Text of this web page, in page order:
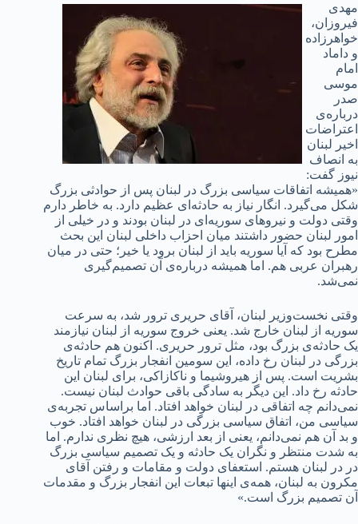
مهدی
فیروزان،
خواهرزاده‌
و داماد
امام
موسی
صدر
درباره‌ی
اعتراضات
اخیر لبنان
به انصاف
نیوز گفت:
«همیشه اتفاقات سیاسی بزرگ در لبنان پس از حوادثی بزرگ
شکل می‌گیرد. انگار نیاز به حادثه‌ای عظیم دارد. به خاطر دارم
وقتی دولت و نیروهای سوریه‌ای در لبنان بودند و در خیلی از
امور لبنان حضور داشتند میان احزاب داخلی لبنان این بحث
مطرح بود که آیا سوریه باید از لبنان برود یا خیر؛ حتی در میان
رهبران عربی هم. اما همیشه درباره‌ی آن تصمیم‌گیری
نمی‌شد.
وقتی نخست‌وزیر لبنان، آقای حریری ترور شد، به سرعت
سوریه از لبنان خارج شد. یعنی خروج سوریه از لبنان نیازمند
یک حادثه‌ی بزرگ بود، مثل ترور حریری. اکنون هم حادثه‌ی
بزرگی در لبنان رخ داده، این سومین انفجار بزرگ تمام تاریخ
بشریت است. پس از هیروشیما و ناکازاکی، برای لبنان این
حادثه رخ داد. این دیگر به سادگی باقی حوادث لبنان نیست.
نمی‌دانم چه اتفاقی در لبنان خواهد افتاد. اما براساس تجربه‌ی
سیاسی من، اتفاق سیاسی بزرگی در لبنان خواهد افتاد. خوب
و بد آن هم نمی‌دانم، یعنی از بعد ارزشی، هیچ نظری ندارم. اما
به شدت منتظر و نگران یک حادثه‌ و یک تصمیم سیاسی بزرگ
در در لبنان هستم. استعفای دولت و مقامات و رفتن آقای
مکرون به لبنان، همه‌ی اینها تبعات این انفجار بزرگ و مقدمات
آن تصمیم بزرگ است.»